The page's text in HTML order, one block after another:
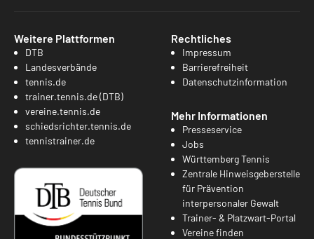
Weitere Plattformen
DTB
Landesverbände
tennis.de
trainer.tennis.de (DTB)
vereine.tennis.de
schiedsrichter.tennis.de
tennistrainer.de
Rechtliches
Impressum
Barrierefreiheit
Datenschutzinformation
Mehr Informationen
Presseservice
Jobs
Württemberg Tennis
Zentrale Hinweisgeberstelle
für Prävention
interpersonaler Gewalt
Trainer- & Platzwart-Portal
Vereine finden